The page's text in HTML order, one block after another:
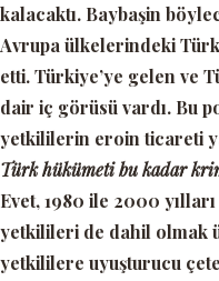
kalacaktı. Baybaşin
Avrupa ülkelerindeki
etti. Türkiye’ye gelen ve
dair iç görüsü vardı. Bu
yetkililerin eroin ticareti
Türk hükümeti bu kadar
Evet, 1980 ile 2000
yetkilileri de dahil olmak
yetkililere uyuşturucu